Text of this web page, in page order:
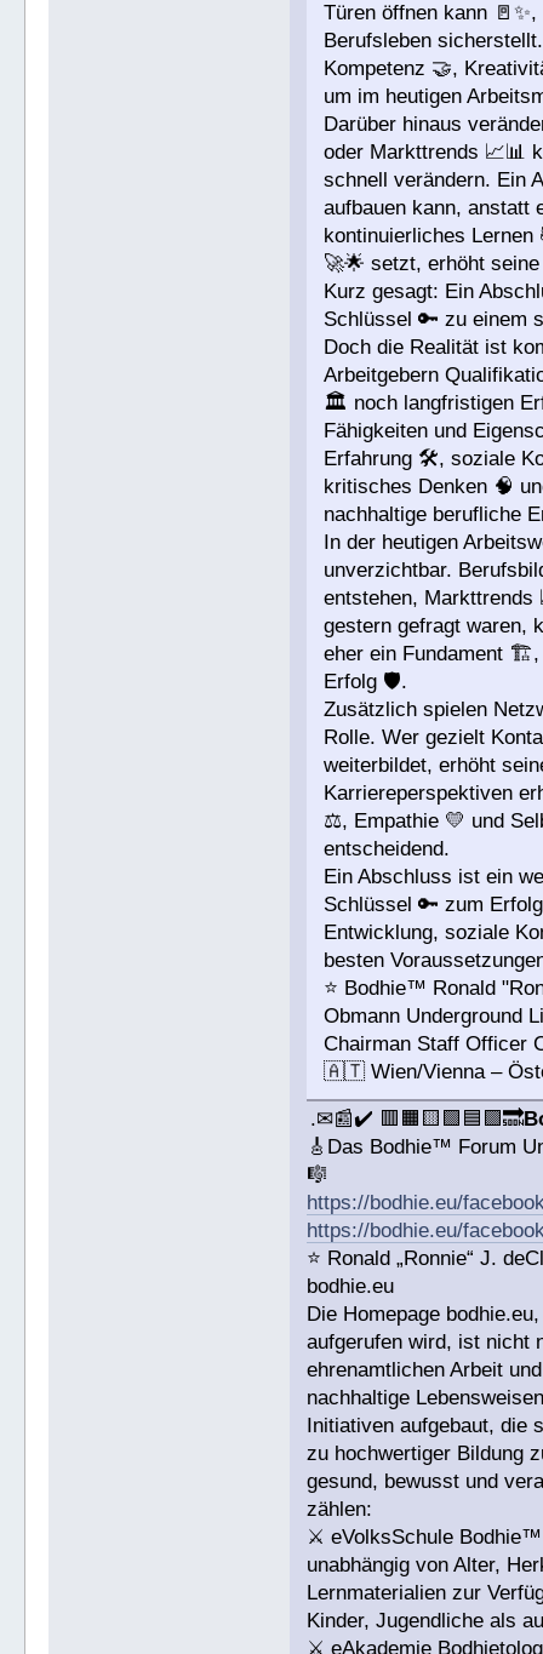
Türen öffnen kann
Berufsleben
Kompetenz 🤝,
um im heutigen
Darüber hinaus
oder Markttrends 📈📊
schnell verändern. Ein
aufbauen kann,
kontinuierliches Lernen
🚀🌟 setzt, erhöht
Kurz gesagt: Ein
Schlüssel 🔑 zu einem
Doch die Realität ist
Arbeitgebern
🏛️ noch langfristigen
Fähigkeiten und
Erfahrung 🛠️, soziale
kritisches Denken 🧠
nachhaltige berufliche
In der heutigen
unverzichtbar.
entstehen, Markttrends
gestern gefragt waren,
eher ein Fundament 🏗️,
Erfolg 🛡️.
Zusätzlich spielen
Rolle. Wer gezielt
weiterbildet, erhöht
Karriereperspektiven
⚖️, Empathie 💛 und
entscheidend.
Ein Abschluss ist ein
Schlüssel 🔑 zum
Entwicklung, soziale
besten
⭐️ Bodhie™ Ronald
Obmann Underground
Chairman Staff Officer
🇦🇹 Wien/Vienna –
.✉📰✔️ 🟥🟧🟨🟩🟦🟪🔜
🎸Das Bodhie™ Forum
🎼
https://bodhie.eu/
https://bodhie.eu/
⭐️ Ronald „Ronnie“ J.
bodhie.eu
Die Homepage
aufgerufen wird, ist nicht
ehrenamtlichen Arbeit
nachhaltige
Initiativen aufgebaut, die
zu hochwertiger Bildung
gesund, bewusst und
zählen:
⚔ eVolksSchule
unabhängig von Alter,
Lernmaterialien zur
Kinder, Jugendliche als
⚔ eAkademie